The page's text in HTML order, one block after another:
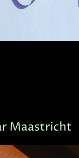
Maastricht